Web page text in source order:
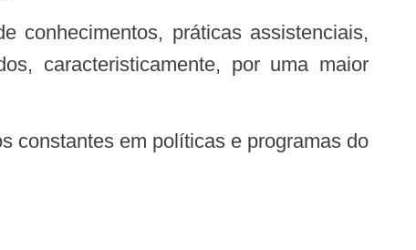
conhecimentos, práticas assistenciais,
caracteristicamente, por uma maior
constantes em políticas e programas do